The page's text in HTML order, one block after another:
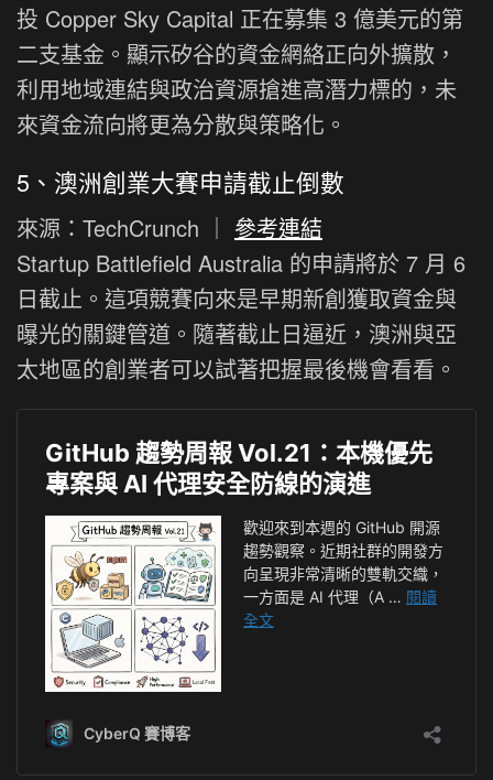
投 Copper Sky Capital 正在募集 3 億美元的第
二支基金。顯示矽谷的資金網絡正向外擴散，
利用地域連結與政治資源搶進高潛力標的，未
來資金流向將更為分散與策略化。
5、澳洲創業大賽申請截止倒數
來源：TechCrunch ｜ 參考連結
Startup Battlefield Australia 的申請將於 7 月 6
日截止。這項競賽向來是早期新創獲取資金與
曝光的關鍵管道。隨著截止日逼近，澳洲與亞
太地區的創業者可以試著把握最後機會看看。